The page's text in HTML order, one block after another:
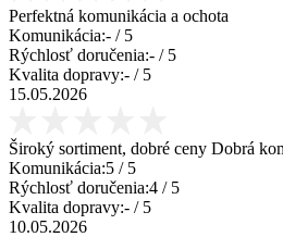
Perfektná komunikácia a ochota
Komunikácia:- / 5
Rýchlosť doručenia:- / 5
Kvalita dopravy:- / 5
15.05.2026
Široký sortiment, dobré ceny Dobrá
Komunikácia:5 / 5
Rýchlosť doručenia:4 / 5
Kvalita dopravy:- / 5
10.05.2026